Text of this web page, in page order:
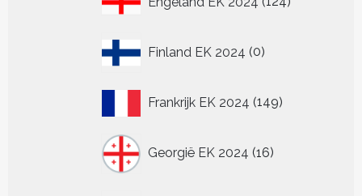
Finland EK 2024 0
producten
Frankrijk EK 2024 149149
Georgië EK 2024 16
producten